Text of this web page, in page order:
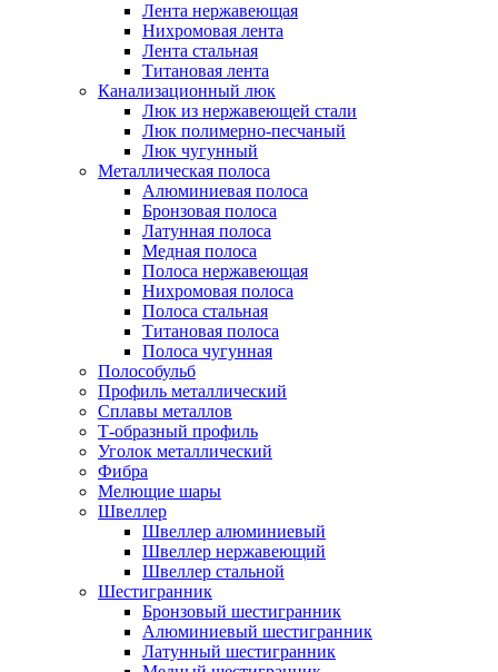
Лента нержавеющая
Нихромовая лента
Лента стальная
Титановая лента
Канализационный люк
Люк из нержавеющей стали
Люк полимерно-песчаный
Люк чугунный
Металлическая полоса
Алюминиевая полоса
Бронзовая полоса
Латунная полоса
Медная полоса
Полоса нержавеющая
Нихромовая полоса
Полоса стальная
Титановая полоса
Полоса чугунная
Полособульб
Профиль металлический
Сплавы металлов
Т-образный профиль
Уголок металлический
Фибра
Мелющие шары
Швеллер
Швеллер алюминиевый
Швеллер нержавеющий
Швеллер стальной
Шестигранник
Бронзовый шестигранник
Алюминиевый шестигранник
Латунный шестигранник